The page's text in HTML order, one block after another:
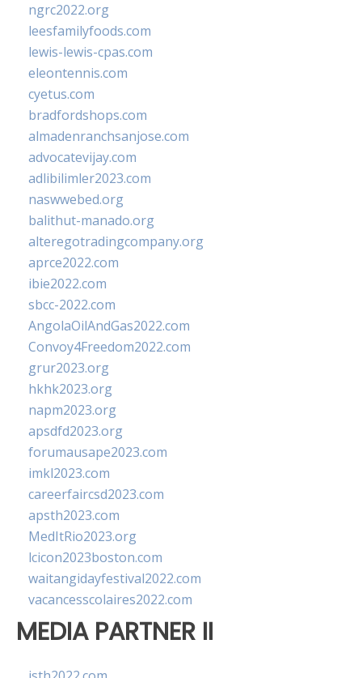
ngrc2022.org
leesfamilyfoods.com
lewis-lewis-cpas.com
eleontennis.com
cyetus.com
bradfordshops.com
almadenranchsanjose.com
advocatevijay.com
adlibilimler2023.com
naswwebed.org
balithut-manado.org
alteregotradingcompany.org
aprce2022.com
ibie2022.com
sbcc-2022.com
AngolaOilAndGas2022.com
Convoy4Freedom2022.com
grur2023.org
hkhk2023.org
napm2023.org
apsdfd2023.org
forumausape2023.com
imkl2023.com
careerfaircsd2023.com
apsth2023.com
MedItRio2023.org
lcicon2023boston.com
waitangidayfestival2022.com
vacancesscolaires2022.com
MEDIA PARTNER II